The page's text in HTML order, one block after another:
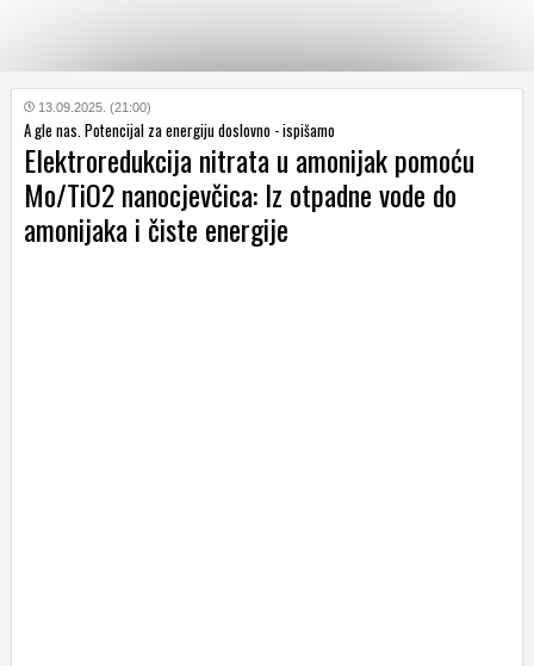
KATEGORIJE
HRVATSKI
WEB
13.09.2025. (21:00)
A gle nas. Potencijal za energiju doslovno - ispišamo
Elektroredukcija nitrata u amonijak pomoću
Mo/TiO2 nanocjevčica: Iz otpadne vode do
amonijaka i čiste energije